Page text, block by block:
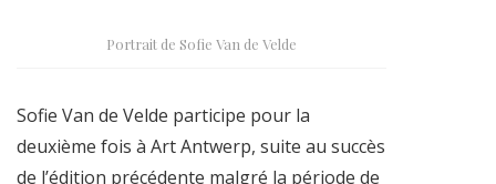
Portrait de Sofie Van de Velde
Sofie Van de Velde participe pour la
deuxième fois à Art Antwerp, suite au succès
de l’édition précédente malgré la période de